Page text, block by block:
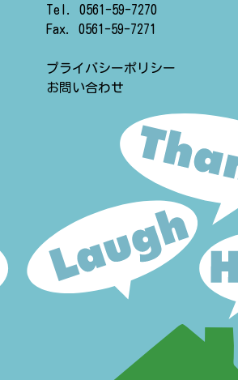
Tel. 0561-59-7270
Fax. 0561-59-7271
プライバシーポリシー
お問い合わせ